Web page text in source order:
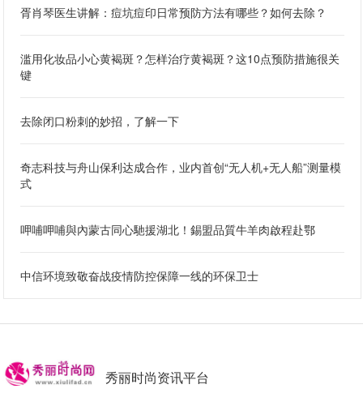
胥肖琴医生讲解：痘坑痘印日常预防方法有哪些？如何去除？
滥用化妆品小心黄褐斑？怎样治疗黄褐斑？这10点预防措施很关
键
去除闭口粉刺的妙招，了解一下
奇志科技与舟山保利达成合作，业内首创“无人机+无人船”测量模
式
呷哺呷哺與內蒙古同心馳援湖北！錫盟品質牛羊肉啟程赴鄂
中信环境致敬奋战疫情防控保障一线的环保卫士
秀丽时尚资讯平台